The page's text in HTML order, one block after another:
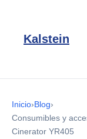
Kalstein
Inicio›Blog›
Consumibles y
Cinerator YR405